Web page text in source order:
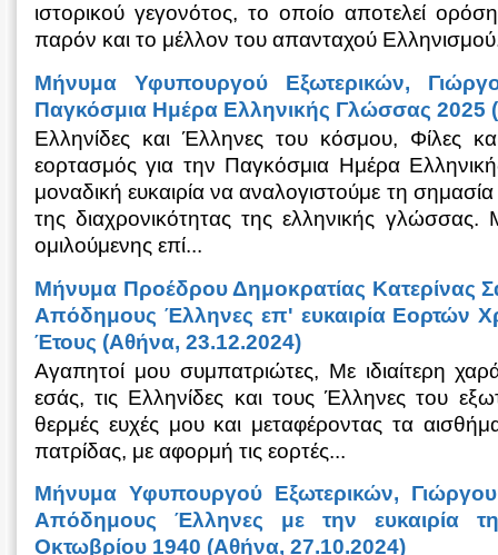
ιστορικού γεγονότος, το οποίο αποτελεί
παρόν και το μέλλον του απανταχού
Μήνυμα Υφυπουργού Εξωτερικών,
Παγκόσμια Ημέρα Ελληνικής Γλώσσας 2025
Ελληνίδες και Έλληνες του κόσμου, Φίλες
εορτασμός για την Παγκόσμια Ημέρα
μοναδική ευκαιρία να αναλογιστούμε τη σημασία
της διαχρονικότητας της ελληνικής
ομιλούμενης επί...
Μήνυμα Προέδρου Δημοκρατίας Κατερίνας
Απόδημους Έλληνες επ' ευκαιρία Εορτών
Έτους (Αθήνα, 23.12.2024)
Αγαπητοί μου συμπατριώτες, Με ιδιαίτερη
εσάς, τις Ελληνίδες και τους Έλληνες του
θερμές ευχές μου και μεταφέροντας τα
πατρίδας, με αφορμή τις εορτές...
Μήνυμα Υφυπουργού Εξωτερικών,
Απόδημους Έλληνες με την ευκαιρία
Οκτωβρίου 1940 (Αθήνα, 27.10.2024)